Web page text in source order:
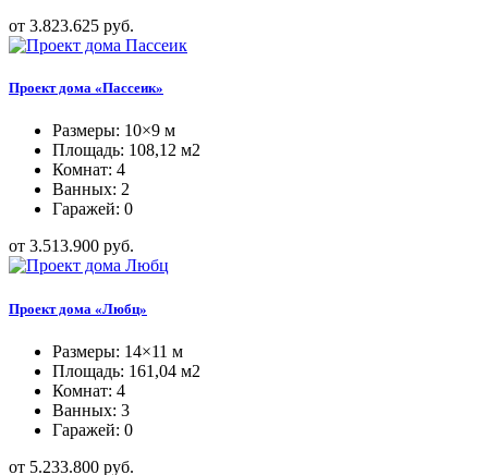
от 3.823.625 руб.
Проект дома «Пассеик»
Размеры: 10×9 м
Площадь: 108,12 м2
Комнат: 4
Ванных: 2
Гаражей: 0
от 3.513.900 руб.
Проект дома «Любц»
Размеры: 14×11 м
Площадь: 161,04 м2
Комнат: 4
Ванных: 3
Гаражей: 0
от 5.233.800 руб.